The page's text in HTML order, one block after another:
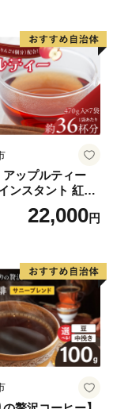
いう形で、
礼品から本市
知っていただ
だければ幸い
どうぞご期待
ップルティー
ンスタント 紅茶
ミンC 袋 ロング
飲料 粉末茶 簡単
22,000円